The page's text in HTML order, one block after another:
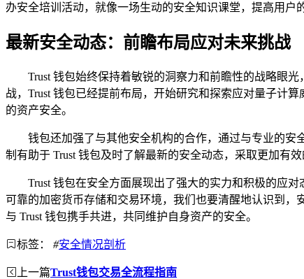
办安全培训活动，就像一场生动的安全知识课堂，提高用户
最新安全动态：前瞻布局应对未来挑战
Trust 钱包始终保持着敏锐的洞察力和前瞻性的战略眼
战，Trust 钱包已经提前布局，开始研究和探索应对量子计
的资产安全。
钱包还加强了与其他安全机构的合作，通过与专业的
制有助于 Trust 钱包及时了解最新的安全动态，采取更加有
Trust 钱包在安全方面展现出了强大的实力和积极的应
可靠的加密货币存储和交易环境，我们也要清醒地认识到，
与 Trust 钱包携手共进，共同维护自身资产的安全。
标签： #安全情况剖析
上一篇Trust钱包交易全流程指南